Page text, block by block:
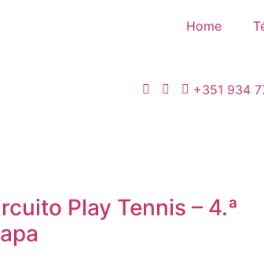
Home
+351 934
Play Tennis – 4.ª